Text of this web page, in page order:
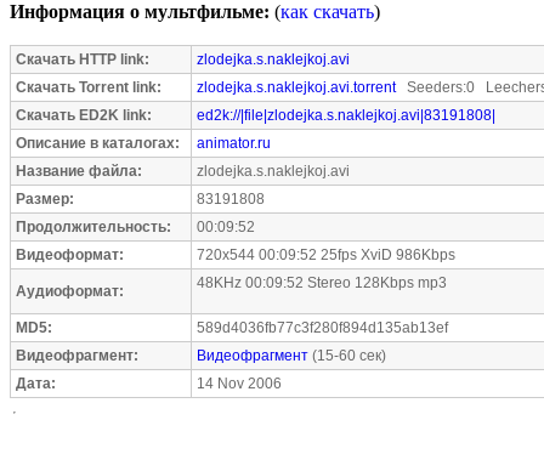
Информация о мультфильме: (как скачать)
Скачать HTTP link:
zlodejka.s.naklejkoj.avi
Скачать Torrent link:
zlodejka.s.naklejkoj.avi.torrentSeeders:0
Скачать ED2K link:
ed2k://|file|zlodejka.s.naklejkoj.avi|83191808|
Описание в каталогах:
animator.ru
Название файла:
zlodejka.s.naklejkoj.avi
Размер:
83191808
Продолжительность:
00:09:52
Видеоформат:
720x544 00:09:52 25fps XviD 986Kbps
Аудиоформат: 48KHz 00:09:52 Stereo 128Kbps mp3
MD5:
589d4036fb77c3f280f894d135ab13ef
Видеофрагмент:
Видеофрагмент (15-60 сек)
Дата:
14 Nov 2006